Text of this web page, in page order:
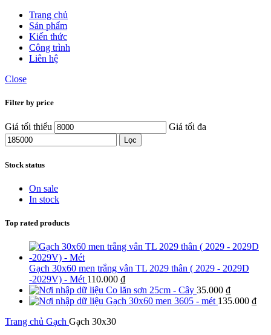
Trang chủ
Sản phẩm
Kiến thức
Công trình
Liên hệ
Close
Filter by price
Giá tối thiểu Giá tối đa
Lọc
Stock status
On sale
In stock
Top rated products
Gạch 30x60 men trắng vân TL 2029 thân ( 2029 - 2029D
-2029V) - Mét 110.000 ₫
Cọ lăn sơn 25cm - Cây 35.000 ₫
Gạch 30x60 men 3605 - mét 135.000 ₫
Trang chủ Gạch Gạch 30x30